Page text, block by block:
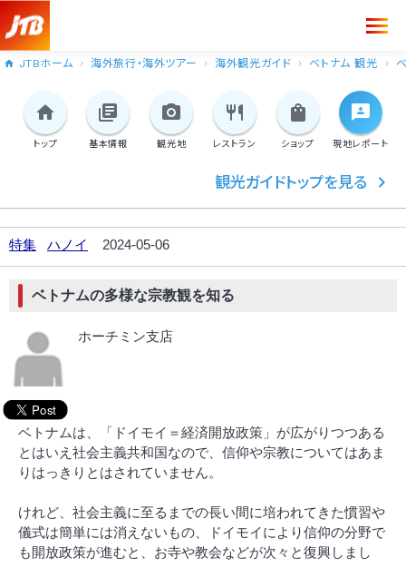
JTBホーム 海外旅行・海外ツアー 海外観光ガイド ベトナム 観光
トップ 基本情報 観光地 レストラン ショップ 現地レポート
観光ガイドトップを見る
特集 ハノイ 2024-05-06
ベトナムの多様な宗教観を知る
ホーチミン支店
ベトナムは、「ドイモイ＝経済開放政策」が広がりつつある
とはいえ社会主義共和国なので、信仰や宗教についてはあま
りはっきりとはされていません。
けれど、社会主義に至るまでの長い間に培われてきた慣習や
儀式は簡単には消えないもの、ドイモイにより信仰の分野で
も開放政策が進むと、お寺や教会などが次々と復興しまし